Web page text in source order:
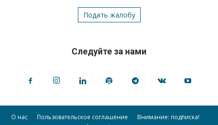
Подать жалобу
Следуйте за нами
О нас Пользовательское соглашение
Внимание: подписка!